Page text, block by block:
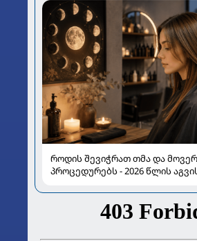
როდის შევიჭრათ თმა და
პროცედურებს - 2026 წლის